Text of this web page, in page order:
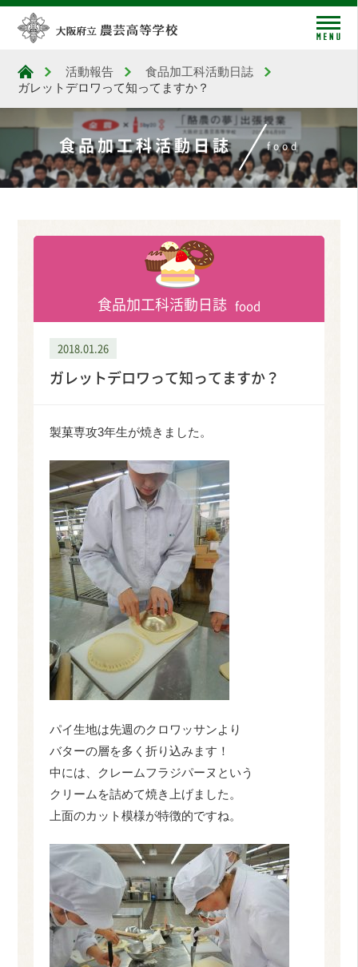
大阪府立農芸高等学校
活動報告
食品加工科活動日誌
ガレットデロワって知ってますか？
食品加工科活動日誌 food
食品加工科活動日誌 food
2018.01.26
ガレットデロワって知ってますか？
製菓専攻3年生が焼きました。
パイ生地は先週のクロワッサンより
バターの層を多く折り込みます！
中には、クレームフラジパーヌという
クリームを詰めて焼き上げました。
上面のカット模様が特徴的ですね。